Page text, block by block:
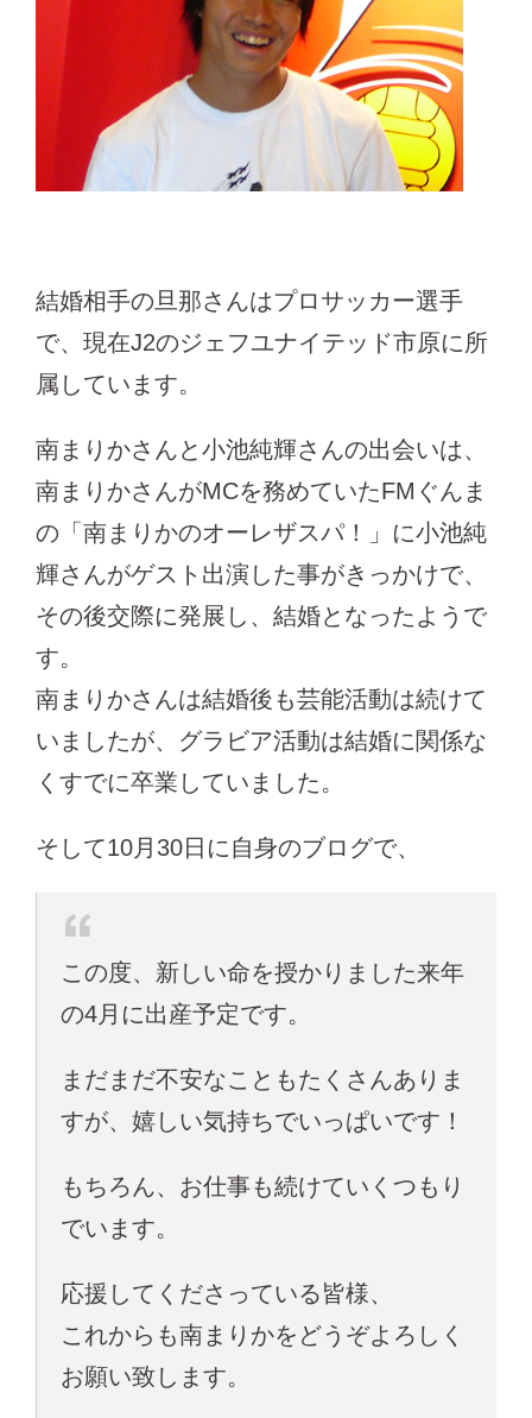
結婚相手の旦那さんはプロサッカー選手
で、現在J2のジェフユナイテッド市原に所
属しています。
南まりかさんと小池純輝さんの出会いは、
南まりかさんがMCを務めていたFMぐんま
の「南まりかのオーレザスパ！」に小池純
輝さんがゲスト出演した事がきっかけで、
その後交際に発展し、結婚となったようで
す。
南まりかさんは結婚後も芸能活動は続けて
いましたが、グラビア活動は結婚に関係な
くすでに卒業していました。
そして10月30日に自身のブログで、
この度、新しい命を授かりました来年
の4月に出産予定です。
まだまだ不安なこともたくさんありま
すが、嬉しい気持ちでいっぱいです！
もちろん、お仕事も続けていくつもり
でいます。
応援してくださっている皆様、
これからも南まりかをどうぞよろしく
お願い致します。